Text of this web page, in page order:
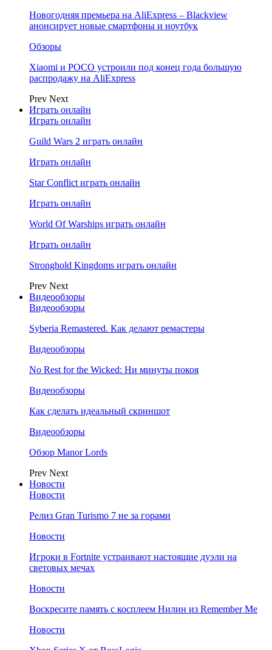
Новогодняя премьера на AliExpress – Blackview
анонсирует новые смартфоны и ноутбук
Обзоры
Xiaomi и POCO устроили под конец года большую
распродажу на AliExpress
Prev Next
Играть онлайн
Играть онлайн
Guild Wars 2 играть онлайн
Играть онлайн
Star Conflict играть онлайн
Играть онлайн
World Of Warships играть онлайн
Играть онлайн
Stronghold Kingdoms играть онлайн
Prev Next
Видеообзоры
Видеообзоры
Syberia Remastered. Как делают ремастеры
Видеообзоры
No Rest for the Wicked: Ни минуты покоя
Видеообзоры
Как сделать идеальный скриншот
Видеообзоры
Обзор Manor Lords
Prev Next
Новости
Новости
Релиз Gran Turismo 7 не за горами
Новости
Игроки в Fortnite устраивают настоящие дуэли на
световых мечах
Новости
Воскресите память с косплеем Нилин из Remember Me
Новости